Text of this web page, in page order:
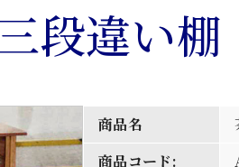
段違い棚
商品名
商品コード: